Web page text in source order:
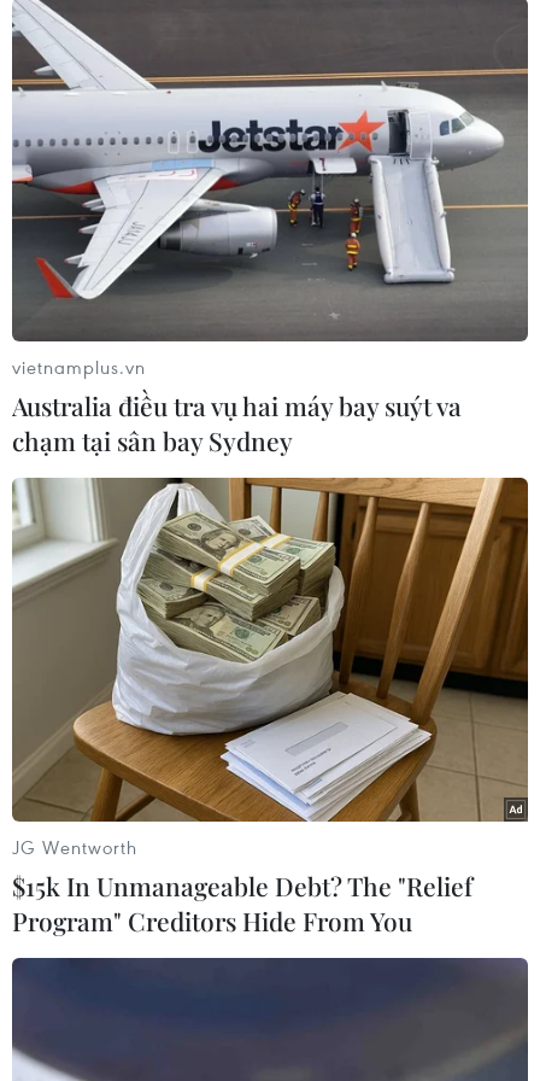
mức 93 USD/thùng trong quý 4/2023.
Thị trường cũng chờ đợi dữ liệu lạm phát của
Mỹ trong ngày 13/9 theo giờ địa phương, với chỉ
số giá tiêu dùng cốt lõi dự kiến sẽ tăng ở mức
4,3% trong tháng 8/2023 so với mức tăng 4,7%
trong tháng 7/2023.
Các nhà đầu tư sẽ tập trung vào việc liệu chỉ số
lạm phát cơ bản dịu xuống có đủ để Cục Dự trữ
Liên bang Mỹ (Fed) giữ lãi suất trong năm tới
hay không./.
#Giá dầu châu Á #OPEC+ #OPEC
#Kinh tế vĩ mô
#Lãi suất cao
vietnamplus.vn
Australia điều tra vụ hai máy bay suýt va
chạm tại sân bay Sydney
JG Wentworth
$15k In Unmanageable Debt? The "Relief
Program" Creditors Hide From You